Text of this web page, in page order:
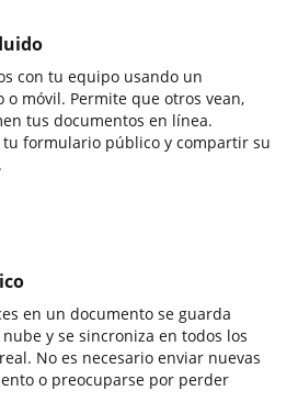
con tu equipo usando un
móvil. Permite que otros vean,
tus documentos en línea.
formulario público y compartir su
en un documento se guarda
y se sincroniza en todos los
No es necesario enviar nuevas
o preocuparse por perder